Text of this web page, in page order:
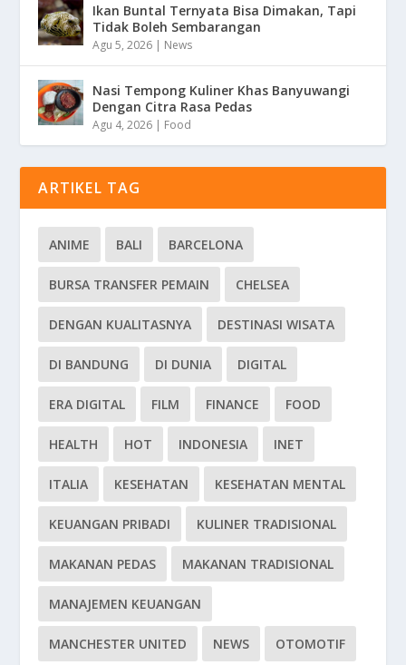
Ikan Buntal Ternyata Bisa Dimakan, Tapi
Tidak Boleh Sembarangan
Agu 5, 2026 | News
Nasi Tempong Kuliner Khas Banyuwangi
Dengan Citra Rasa Pedas
Agu 4, 2026 | Food
ARTIKEL TAG
ANIME BALI BARCELONA
BURSA TRANSFER PEMAIN CHELSEA
DENGAN KUALITASNYA DESTINASI WISATA
DI BANDUNG DI DUNIA DIGITAL
ERA DIGITAL FILM FINANCE FOOD
HEALTH HOT INDONESIA INET
ITALIA KESEHATAN KESEHATAN MENTAL
KEUANGAN PRIBADI KULINER TRADISIONAL
MAKANAN PEDAS MAKANAN TRADISIONAL
MANAJEMEN KEUANGAN
MANCHESTER UNITED NEWS OTOMOTIF